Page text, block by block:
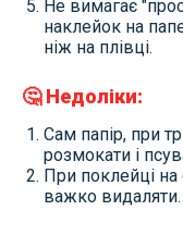
Не вимагає
наклейок на
ніж на плівці.
🤔 Недоліки:
Сам папір, при
розмокати і
При поклейці на
важко видаляти.